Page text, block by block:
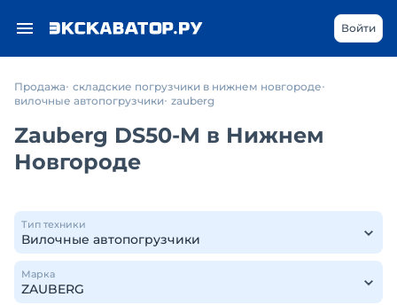
Войти
Продажа складские погрузчики в нижнем новгороде
вилочные автопогрузчики zauberg
Zauberg DS50-M в Нижнем
Новгороде
Тип техники
Марка